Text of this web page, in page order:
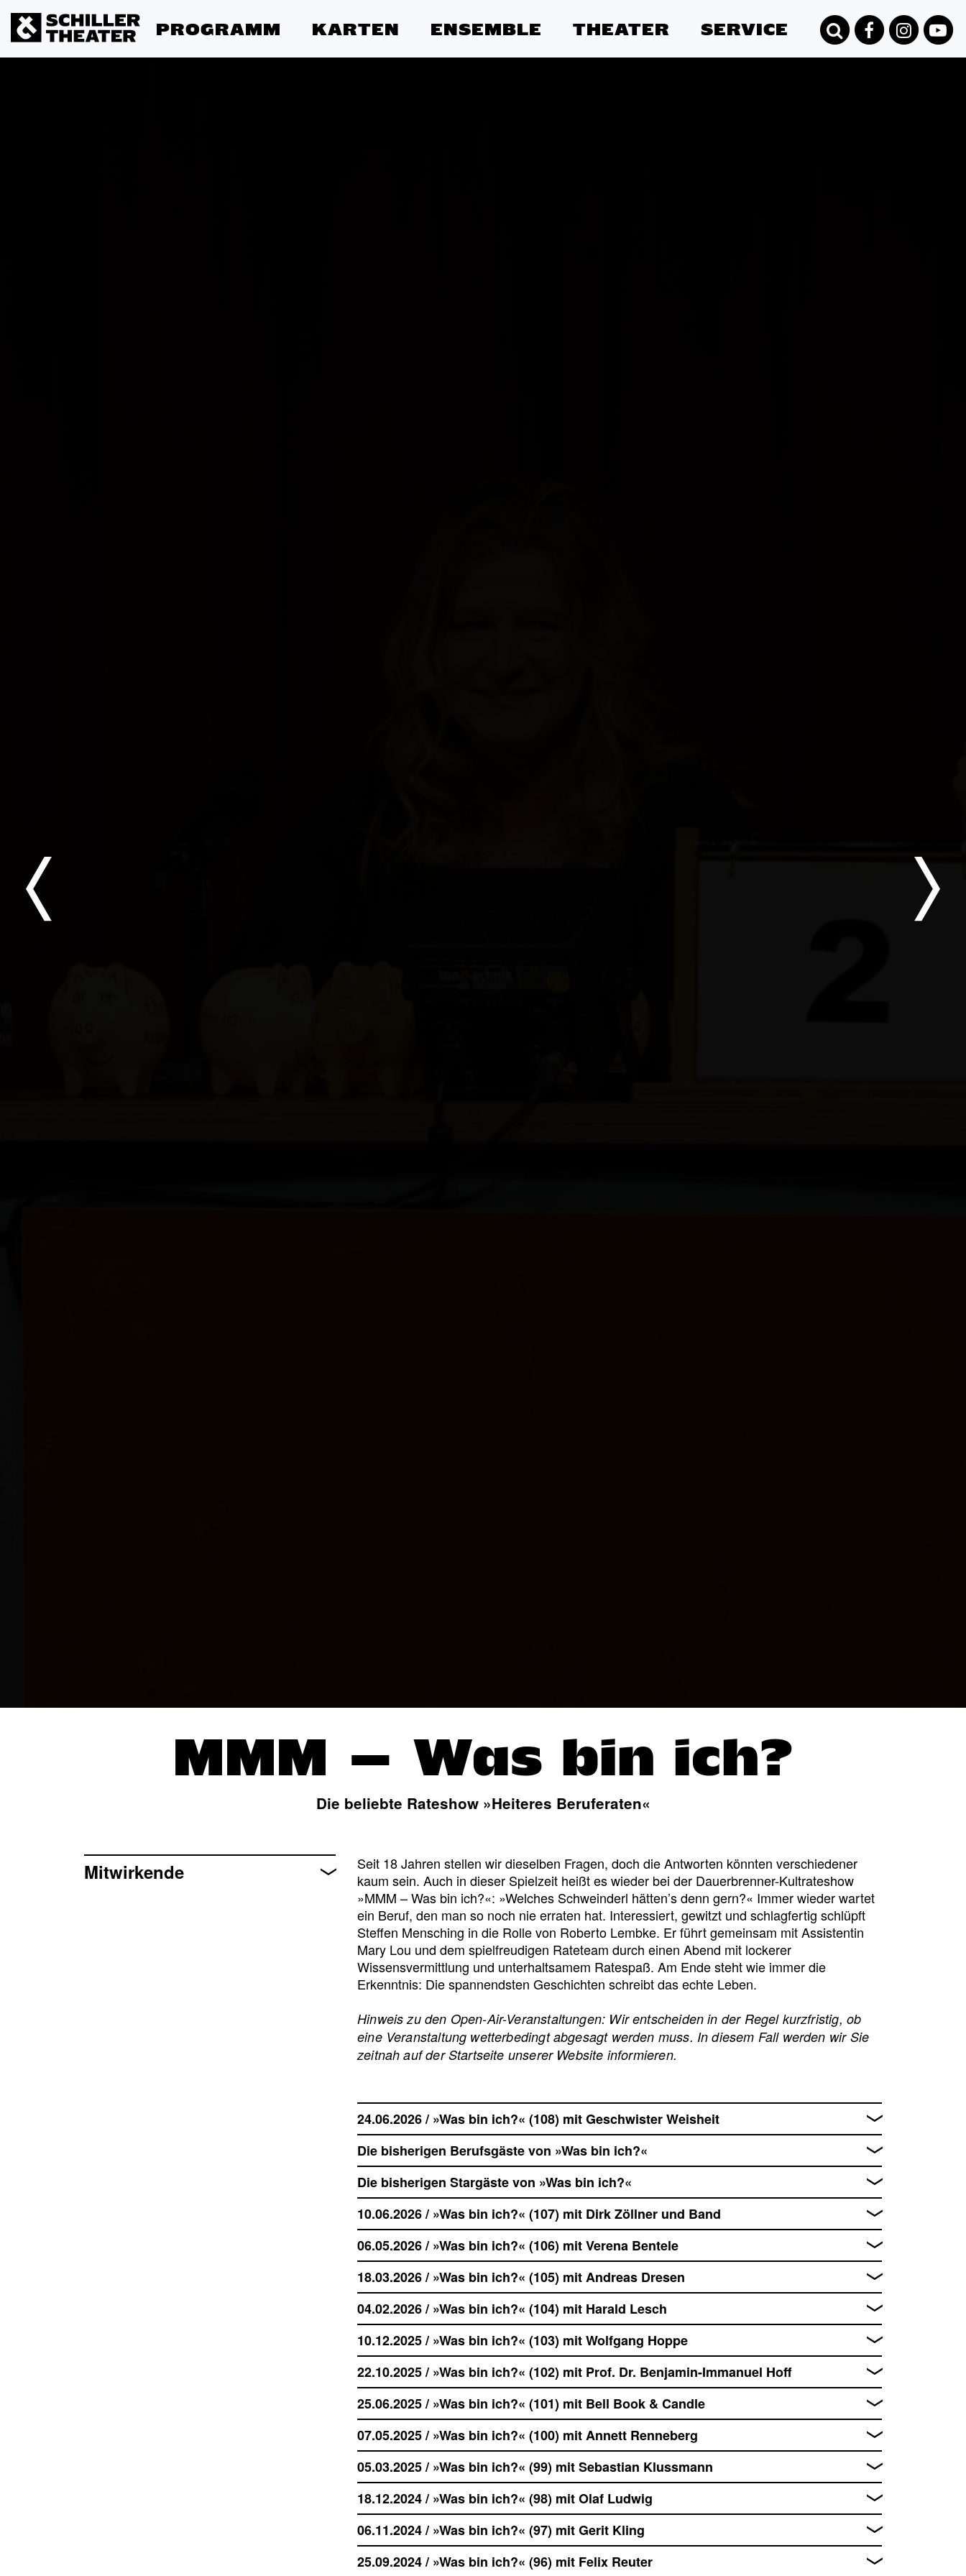
PROGRAMM KARTEN ENSEMBLE THEATER SERVICE
MMM – Was bin ich?
Die beliebte Rateshow »Heiteres Beruferaten«
Seit 18 Jahren stellen wir dieselben Fragen, doch die Antworten könnten verschiedener
kaum sein. Auch in dieser Spielzeit heißt es wieder bei der Dauerbrenner-Kultrateshow
»MMM – Was bin ich?«: »Welches Schweinderl hätten’s denn gern?« Immer wieder wartet
ein Beruf, den man so noch nie erraten hat. Interessiert, gewitzt und schlagfertig schlüpft
Steffen Mensching in die Rolle von Roberto Lembke. Er führt gemeinsam mit Assistentin
Mary Lou und dem spielfreudigen Rateteam durch einen Abend mit lockerer
Wissensvermittlung und unterhaltsamem Ratespaß. Am Ende steht wie immer die
Erkenntnis: Die spannendsten Geschichten schreibt das echte Leben.
Hinweis zu den Open-Air-Veranstaltungen: Wir entscheiden in der Regel kurzfristig, ob
eine Veranstaltung wetterbedingt abgesagt werden muss. In diesem Fall werden wir Sie
zeitnah auf der Startseite unserer Website informieren.
24.06.2026 / »Was bin ich?« (108) mit Geschwister Weisheit
Die bisherigen Berufsgäste von »Was bin ich?«
Die bisherigen Stargäste von »Was bin ich?«
10.06.2026 / »Was bin ich?« (107) mit Dirk Zöllner und Band
06.05.2026 / »Was bin ich?« (106) mit Verena Bentele
18.03.2026 / »Was bin ich?« (105) mit Andreas Dresen
04.02.2026 / »Was bin ich?« (104) mit Harald Lesch
10.12.2025 / »Was bin ich?« (103) mit Wolfgang Hoppe
22.10.2025 / »Was bin ich?« (102) mit Prof. Dr. Benjamin-Immanuel Hoff
25.06.2025 / »Was bin ich?« (101) mit Bell Book & Candle
07.05.2025 / »Was bin ich?« (100) mit Annett Renneberg
05.03.2025 / »Was bin ich?« (99) mit Sebastian Klussmann
18.12.2024 / »Was bin ich?« (98) mit Olaf Ludwig
06.11.2024 / »Was bin ich?« (97) mit Gerit Kling
25.09.2024 / »Was bin ich?« (96) mit Felix Reuter
Mitwirkende